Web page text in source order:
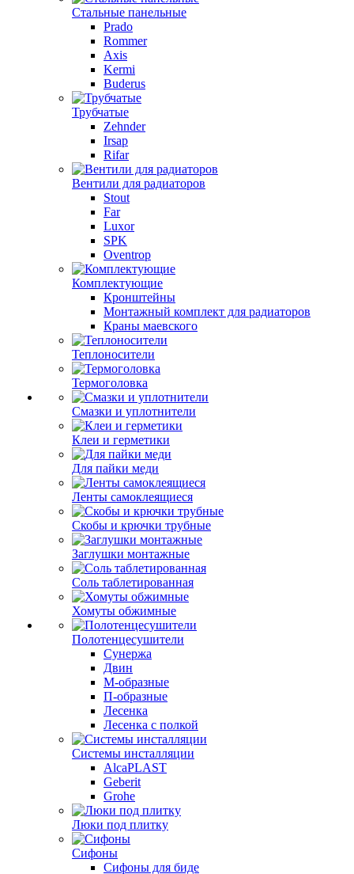
Стальные панельные
Prado
Rommer
Axis
Kermi
Buderus
Трубчатые
Zehnder
Irsap
Rifar
Вентили для радиаторов
Stout
Far
Luxor
SPK
Oventrop
Комплектующие
Кронштейны
Монтажный комплект для радиаторов
Краны маевского
Теплоносители
Термоголовка
Смазки и уплотнители
Клеи и герметики
Для пайки меди
Ленты самоклеящиеся
Скобы и крючки трубные
Заглушки монтажные
Соль таблетированная
Хомуты обжимные
Полотенцесушители
Сунержа
Двин
М-образные
П-образные
Лесенка
Лесенка с полкой
Системы инсталляции
AlcaPLAST
Geberit
Grohe
Люки под плитку
Сифоны
Сифoны для биде